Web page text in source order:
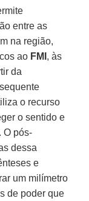
entre as
na região,
ao FMI , às
da
o recurso
o sentido e
O pós-
dessa
e
um milímetro
de poder que